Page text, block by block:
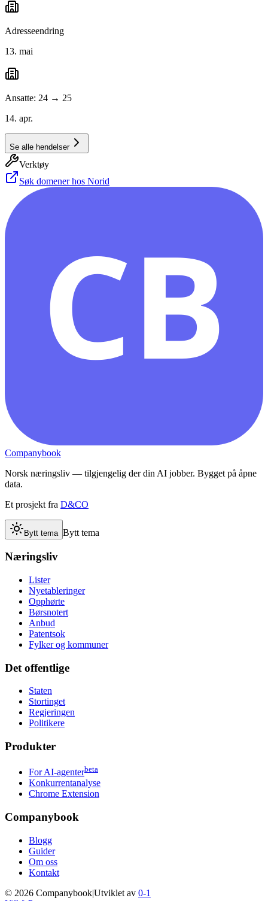
Adresseendring
13. mai
Ansatte: 24 → 25
14. apr.
Se alle hendelser
Verktøy
Søk domener hos Norid
CB
Companybook
Norsk næringsliv — tilgjengelig der din AI jobber. Bygget på åpne
data.
Et prosjekt fra D&CO
Bytt tema Bytt tema
Næringsliv
Lister
Nyetableringer
Opphørte
Børsnotert
Anbud
Patentsok
Fylker og kommuner
Det offentlige
Staten
Stortinget
Regjeringen
Politikere
Produkter
For AI-agenterbeta
Konkurrentanalyse
Chrome Extension
Companybook
Blogg
Guider
Om oss
Kontakt
© 2026 Companybook|Utviklet av 0-1